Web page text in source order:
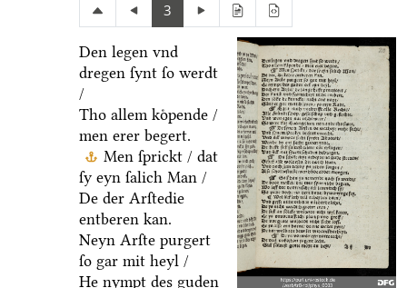
3
Den legen vnd
dregen ſynt ſo werdt
/
Tho allem koͤpende /
men erer begert.
Men ſprickt / dat
ſy eyn ſalich Man /
De der Arſtedie
entberen kan.
Neyn Arſte purgert
ſo gar mit heyl /
He nympt des guden